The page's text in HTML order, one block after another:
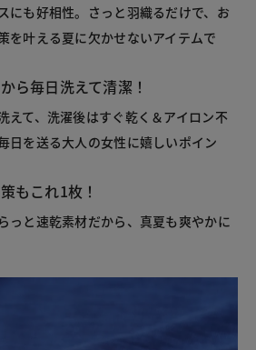
にも好相性。さっと羽織るだけで、お
を叶える夏に欠かせないアイテムで
ら毎日洗えて清潔！
えて、洗濯後はすぐ乾く＆アイロン不
日を送る大人の女性に嬉しいポイン
もこれ1枚！
っと速乾素材だから、真夏も爽やかに